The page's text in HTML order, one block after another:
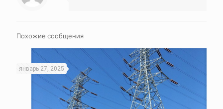
Похожие сообщения
январь 27, 2025